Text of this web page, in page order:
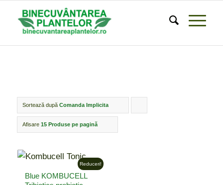
Sortează după Comanda Implicita
Afisare 15 Produse pe pagină
Blue KOMBUCELL
Reduceri!